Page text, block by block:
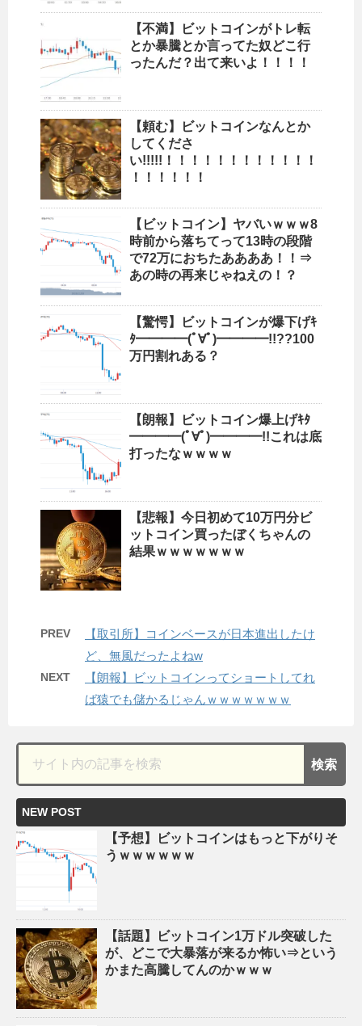
【不満】ビットコインがトレ転
とか暴騰とか言ってた奴どこ行
ったんだ？出て来いよ！！！！
【頼む】ビットコインなんとか
してくださ
い!!!!!！！！！！！！！！！！！
！！！！！！
【ビットコイン】ヤバいｗｗｗ8
時前から落ちてって13時の段階
で72万におちたああああ！！⇒
あの時の再来じゃねえの！？
【驚愕】ビットコインが爆下げｷ
ﾀ━━━━(ﾟ∀ﾟ)━━━━!!??100
万円割れある？
【朗報】ビットコイン爆上げｷﾀ
━━━━(ﾟ∀ﾟ)━━━━!!これは底
打ったなｗｗｗｗ
【悲報】今日初めて10万円分ビ
ットコイン買ったぼくちゃんの
結果ｗｗｗｗｗｗｗ
PREV
【取引所】コインベースが日本進出したけ
ど、無風だったよねw
NEXT
【朗報】ビットコインってショートしてれ
ば猿でも儲かるじゃんｗｗｗｗｗｗｗ
NEW POST
【予想】ビットコインはもっと下がりそ
うｗｗｗｗｗｗ
【話題】ビットコイン1万ドル突破した
が、どこで大暴落が来るか怖い⇒という
かまた高騰してんのかｗｗｗ